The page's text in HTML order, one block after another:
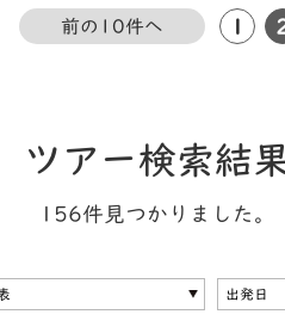
前の10件へ 1
ツアー検索結
156件見つかりました。